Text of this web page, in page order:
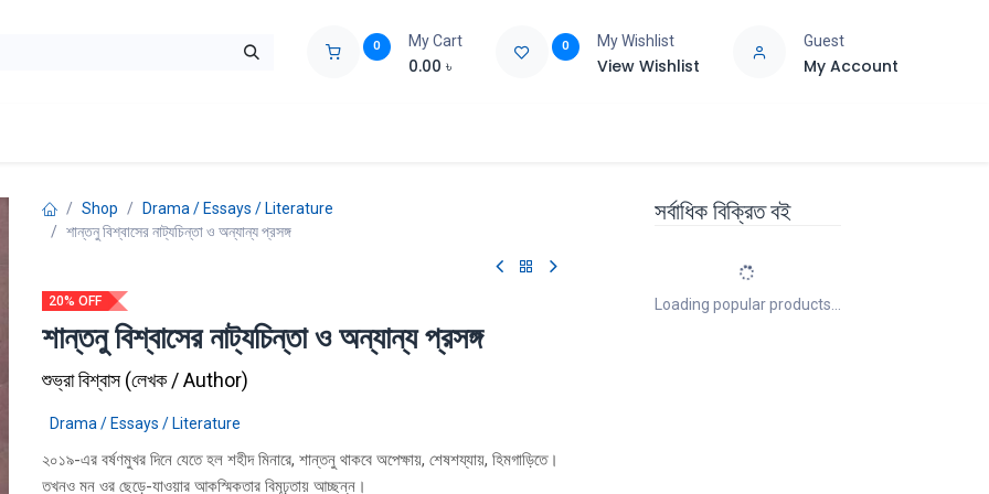
0 My Cart
0.00 ৳
0 My Wishlist
View Wishlist
Guest
My Account
Shop
Drama / Essays / Literature
শান্তনু বিশ্বাসের নাট্যচিন্তা ও অন্যান্য প্রসঙ্গ
20% OFF
শান্তনু বিশ্বাসের নাট্যচিন্তা ও অন্যান্য প্রসঙ্গ
শুভ্রা বিশ্বাস(লেখক / Author)
Drama / Essays / Literature
২০১৯-এর বর্ষণমুখর দিনে যেতে হল শহীদ মিনারে, শান্তনু থাকবে অপেক্ষায়, শেষশয্যায়, হিমগাড়িতে।
তখনও মন ওর ছেড়ে-যাওয়ার আকস্মিকতার বিমূঢ়তায় আচ্ছন্ন।
সর্বাধিক বিক্রিত বই
Loading popular products...